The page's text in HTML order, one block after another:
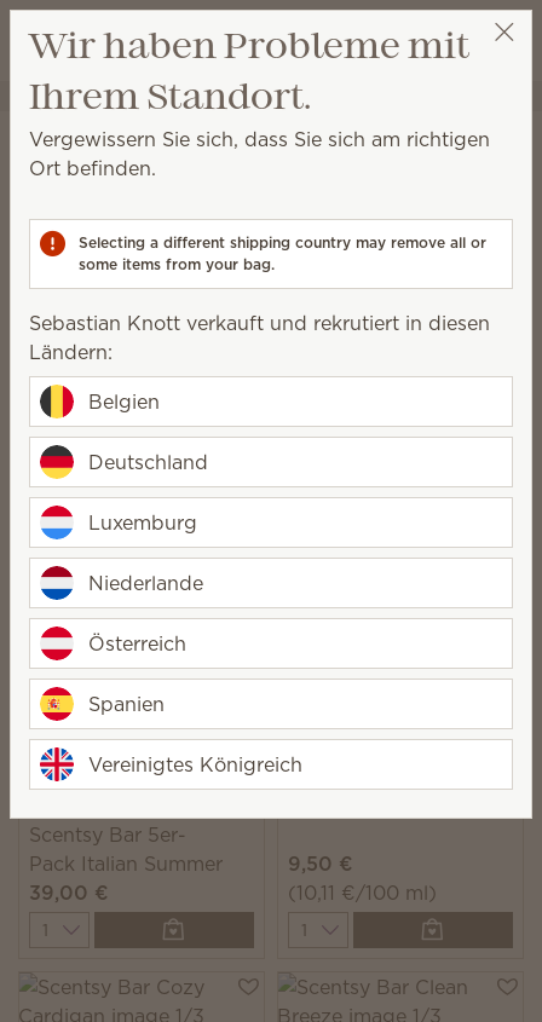
Wunschliste
Warenkorb
Sebastian Knott Party auswählen
Elektrische Duftlampen und Wachs Wachs Bars
Scentsy Bars
Scentsy Elektrische Duftlampe, um einen
mehrschichtigen Duft zu erleben, der sich mit der
Zeit wunderbar entfaltet.
108 Ergebnisse
6 Scentsy Bars kaufen, 10 % sparen.
Lizenzierte Produkte und Kombi-Angebote ausgeschlossen.
Scentsy Bar Luna
9,50 €
(10,11 €/100 ml)
Quantity
Scentsy Bar Amber &
9,50 €8,55 €
Quantity
Scentsy Bar 5er-
Pack Italian Summer
39,00 €
Quantity
9,50 €
(10,11 €/100 ml)
Quantity
Wir haben Probleme mit
Ihrem Standort.
Vergewissern Sie sich, dass Sie sich am richtigen
Ort befinden.
Selecting a different shipping country may remove all or
some items from your bag.
Sebastian Knott verkauft und rekrutiert in diesen
Ländern:
Belgien
Deutschland
Luxemburg
Niederlande
Österreich
Spanien
Vereinigtes Königreich